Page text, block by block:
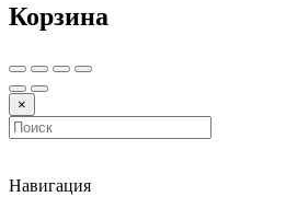
Корзина
×
Навигация